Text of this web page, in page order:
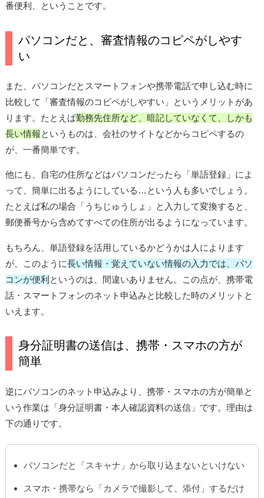
番便利、ということです。
パソコンだと、審査情報のコピペがしやす
い
また、パソコンだとスマートフォンや携帯電話で申し込む時に
比較して「審査情報のコピペがしやすい」というメリットがあ
ります。たとえば勤務先住所など、暗記していなくて、しかも
長い情報というものは、会社のサイトなどからコピペするの
が、一番簡単です。
他にも、自宅の住所などはパソコンだったら「単語登録」によ
って、簡単に出るようにしている…という人も多いでしょう。
たとえば私の場合「うちじゅうしょ」と入力して変換すると、
郵便番号から含めてすべての住所が出るようになっています。
もちろん、単語登録を活用しているかどうかは人によります
が、このように長い情報・覚えていない情報の入力では、パソ
コンが便利 というのは、間違いありません。この点が、携帯電
話・スマートフォンのネット申込みと比較した時のメリットと
いえます。
身分証明書の送信は、携帯・スマホの方が
簡単
逆にパソコンのネット申込みより、携帯・スマホの方が簡単と
いう作業は「身分証明書・本人確認資料の送信」です。理由は
下の通りです。
パソコンだと「スキャナ」から取り込まないといけない
スマホ・携帯なら「カメラで撮影して、添付」するだけ